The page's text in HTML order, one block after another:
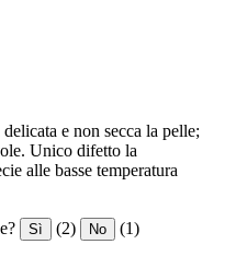
e non secca la pelle;
Unico difetto la
alle basse temperatura
Sì (2) No (1)